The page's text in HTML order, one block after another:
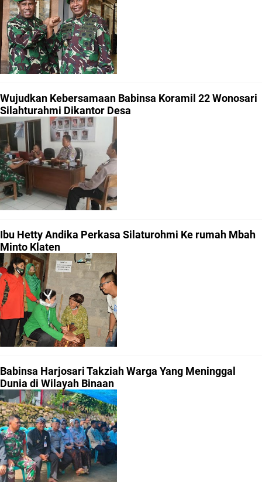
Wujudkan Kebersamaan Babinsa Koramil 22 Wonosari
Silahturahmi Dikantor Desa
Ibu Hetty Andika Perkasa Silaturohmi Ke rumah Mbah
Minto Klaten
Babinsa Harjosari Takziah Warga Yang Meninggal
Dunia di Wilayah Binaan